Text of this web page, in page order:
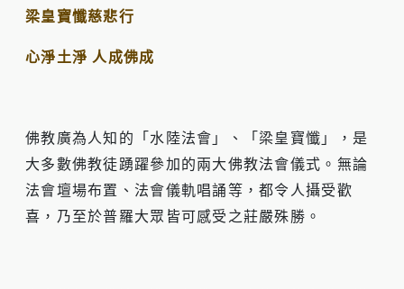
梁皇寶懺慈悲行
心淨土淨 人成佛成
佛教廣為人知的「水陸法會」、「梁皇寶懺」，是
大多數佛教徒踴躍參加的兩大佛教法會儀式。無論
法會壇場布置、法會儀軌唱誦等，都令人攝受歡
喜，乃至於普羅大眾皆可感受之莊嚴殊勝。